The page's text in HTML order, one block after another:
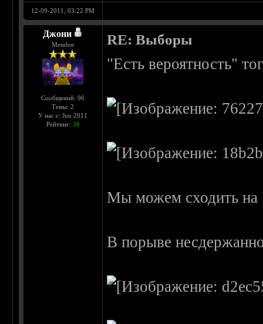
12-09-2011, 03:22 PM
Джони
Member
Сообщений: 96
Темы: 2
У нас с: Jun 2011
Рейтинг: 30
RE: Выборы
"Есть вероятность"
Мы можем сходить на
В порыве